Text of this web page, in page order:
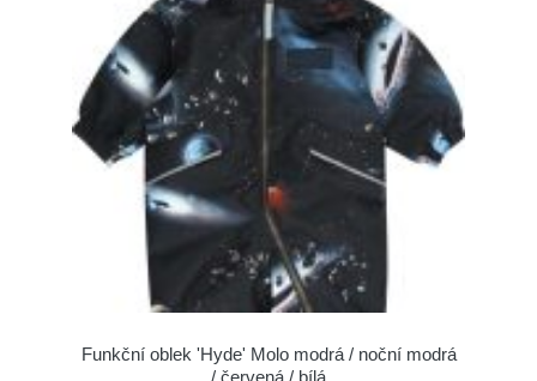
Funkční oblek 'Hyde' Molo modrá / noční modrá
/ červená / bílá